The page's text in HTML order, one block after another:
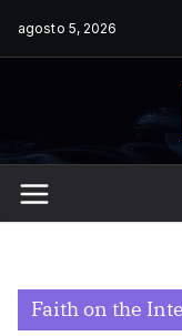
para
agosto 5, 2026
Faith on the